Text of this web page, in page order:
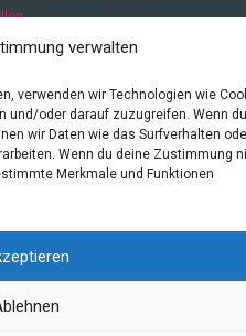
verwalten
verwenden wir Technologien wie
und/oder darauf zuzugreifen. Wenn du
wir Daten wie das Surfverhalten
Wenn du deine Zustimmung
Merkmale und Funktionen